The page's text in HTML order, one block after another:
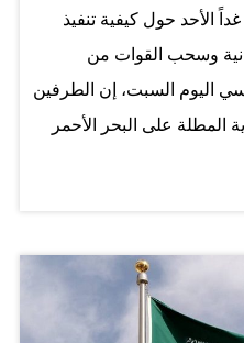
الأحد حول كيفية تنفيذ
وسحب القوات من
اليوم السبت، إن الطرفين
على البحر الأحمر